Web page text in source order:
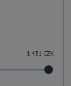
1 431 CZK